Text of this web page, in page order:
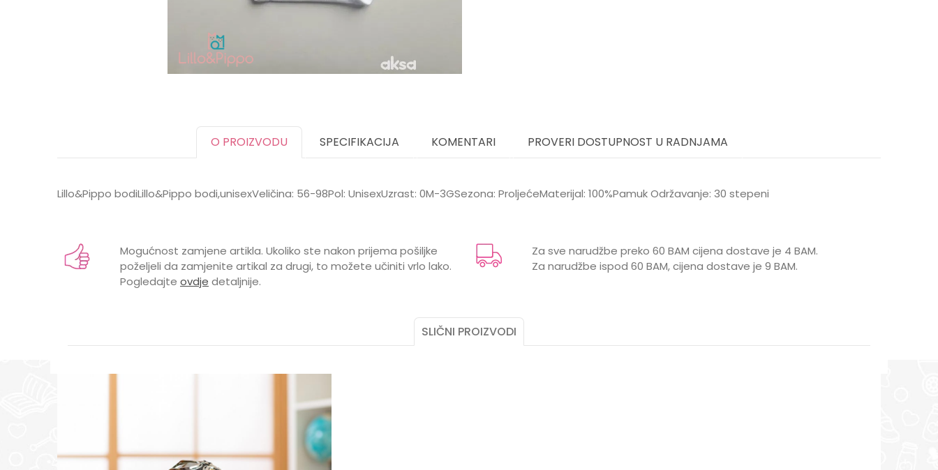
O PROIZVODU SPECIFIKACIJA KOMENTARI PROVERI DOSTUPNOST U RADNJAMA
Lillo&Pippo bodiLillo&Pippo bodi,unisexVeličina: 56-98Pol: UnisexUzrast: 0M-3GSezona: ProljećeMaterijal: 100%Pamuk Održavanje: 30 stepeni
Brend
LILLO&PIPPO
0 mjeseci, 1 godina, 1,5 godina, 2 godine, 3 godine, 3 mjeseci, 6 mjeseci, 9 mjeseci
UZRAST
BEBE, DECA
ATLET
Mogućnost zamjene artikla. Ukoliko ste nakon prijema pošiljke
poželjeli da zamjenite artikal za drugi, to možete učiniti vrlo lako.
Pogledajte ovdje detaljnije.
Za sve narudžbe preko 60 BAM cijena dostave je 4 BAM.
Za narudžbe ispod 60 BAM, cijena dostave je 9 BAM.
SLIČNI PROIZVODI